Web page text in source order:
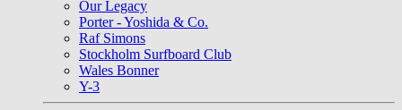
Our Legacy
Porter - Yoshida & Co.
Raf Simons
Stockholm Surfboard Club
Wales Bonner
Y-3